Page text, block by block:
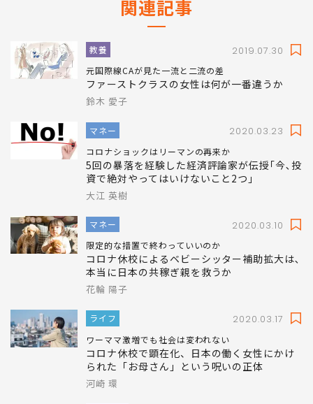
関連記事
教養 2019.07.30
元国際線CAが見た一流と二流の差
ファーストクラスの女性は何が一番違うか
鈴木 愛子
マネー 2020.03.23
コロナショックはリーマンの再来か
5回の暴落を経験した経済評論家が伝授｢今､投
資で絶対やってはいけないこと2つ｣
大江 英樹
マネー 2020.03.10
限定的な措置で終わっていいのか
コロナ休校によるベビーシッター補助拡大は､
本当に日本の共稼ぎ親を救うか
花輪 陽子
ライフ 2020.03.17
ワーママ激増でも社会は変われない
コロナ休校で顕在化、日本の働く女性にかけ
られた「お母さん」という呪いの正体
河崎 環